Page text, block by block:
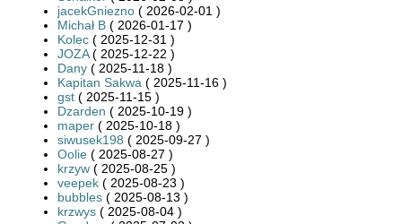
jacekGniezno ( 2026-02-01 )
Michał B ( 2026-01-17 )
Kolec ( 2025-12-31 )
JOZA( 2025-12-22 )
Dany ( 2025-11-18 )
Kapitan Sakwa ( 2025-11-16 )
gst ( 2025-11-15 )
Dzarden ( 2025-10-19 )
maper ( 2025-10-18 )
siwusek198 ( 2025-09-27 )
Oolie ( 2025-08-27 )
krzyw ( 2025-08-25 )
veepek ( 2025-08-23 )
bubbles ( 2025-08-13 )
krzwys ( 2025-08-04 )